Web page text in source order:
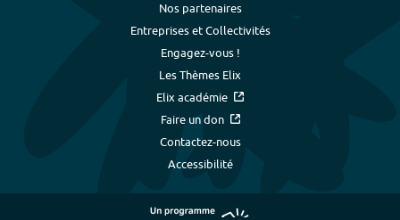
Nos partenaires
Entreprises et Collectivités
Engagez-vous !
Les Thèmes Elix
Elix académie
Faire un don
Contactez-nous
Accessibilité